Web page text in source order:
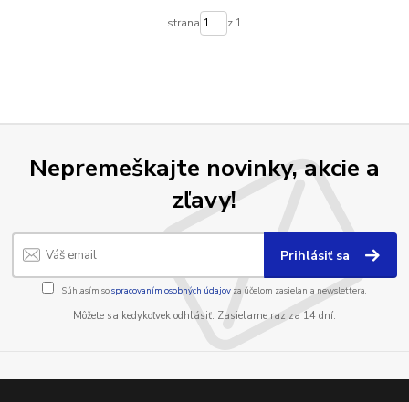
strana z 1
Nepremeškajte novinky, akcie a
zľavy!
Prihlásiť sa
Súhlasím sospracovaním osobných údajov za účelom zasielania newslettera.
Môžete sa kedykoľvek odhlásiť. Zasielame raz za 14 dní.